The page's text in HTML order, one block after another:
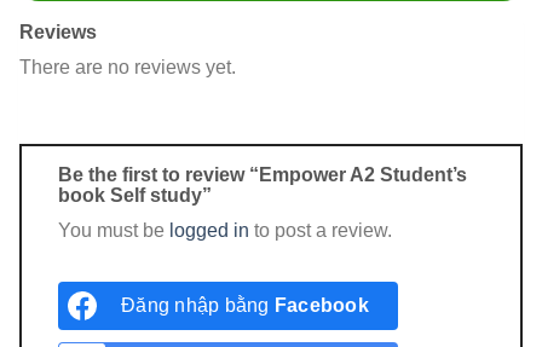
Reviews
There are no reviews yet.
Be the first to review “Empower A2 Student’s
book Self study”
You must be logged in to post a review.
Đăng nhập bằng Facebook